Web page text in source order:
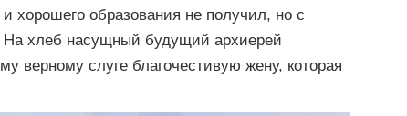
хорошего образования не получил, но с
На хлеб насущный будущий архиерей
верному слуге благочестивую жену, которая